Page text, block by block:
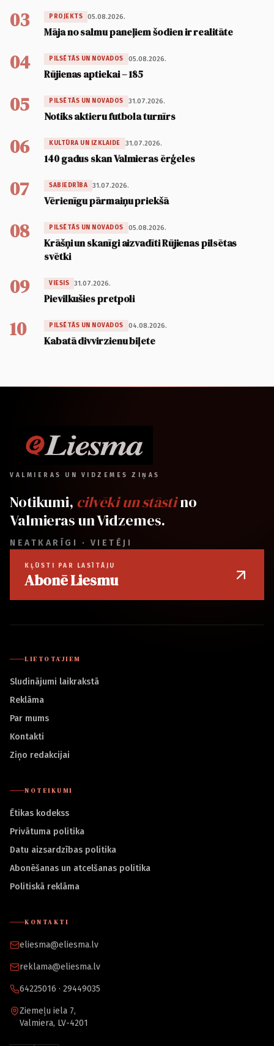
03 PROJEKTS 05.08.2026.
Māja no salmu paneļiem šodien ir realitāte
04 PILSĒTĀS UN NOVADOS 05.08.2026.
Rūjienas aptiekai – 185
05 PILSĒTĀS UN NOVADOS 31.07.2026.
Notiks aktieru futbola turnīrs
06 KULTŪRA UN IZKLAIDE 31.07.2026.
140 gadus skan Valmieras ērģeles
07 SABIEDRĪBA 31.07.2026.
Vērienīgu pārmaiņu priekšā
08 PILSĒTĀS UN NOVADOS 05.08.2026.
Krāšņi un skanīgi aizvadīti Rūjienas pilsētas
svētki
09 VIESIS 31.07.2026.
Pievilkušies pretpoli
10 PILSĒTĀS UN NOVADOS 04.08.2026.
Kabatā divvirzienu biļete
VALMIERAS UN VIDZEMES ZIŅAS
Notikumi, cilvēki un stāstino
Valmieras un Vidzemes.
NEATKARĪGI · VIETĒJI
KĻŪSTI PAR LASĪTĀJU
Abonē Liesmu
LIETOTĀJIEM
Sludinājumi laikrakstā
Reklāma
Par mums
Kontakti
Ziņo redakcijai
NOTEIKUMI
Ētikas kodekss
Privātuma politika
Datu aizsardzības politika
Abonēšanas un atcelšanas politika
Politiskā reklāma
KONTAKTI
eliesma@eliesma.lv
reklama@eliesma.lv
64225016 · 29449035
Ziemeļu iela 7,
Valmiera, LV-4201